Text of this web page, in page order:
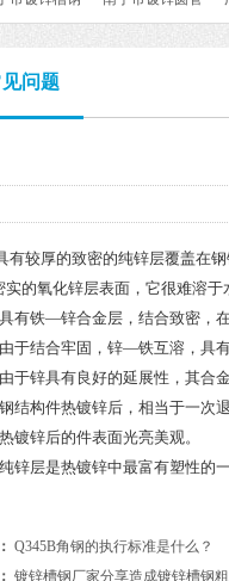
问题
有较厚的致密的纯锌层覆盖在
实的氧化锌层表面，它很难溶
具有铁—锌合金层，结合致密，
由于结合牢固，锌—铁互溶，具
由于锌具有良好的延展性，其
钢结构件热镀锌后，相当于一
热镀锌后的件表面光亮美观。
纯锌层是热镀锌中最富有塑性的
Q345B角钢的执行标准是什么？
镀锌槽钢厂家分享造成镀锌槽钢